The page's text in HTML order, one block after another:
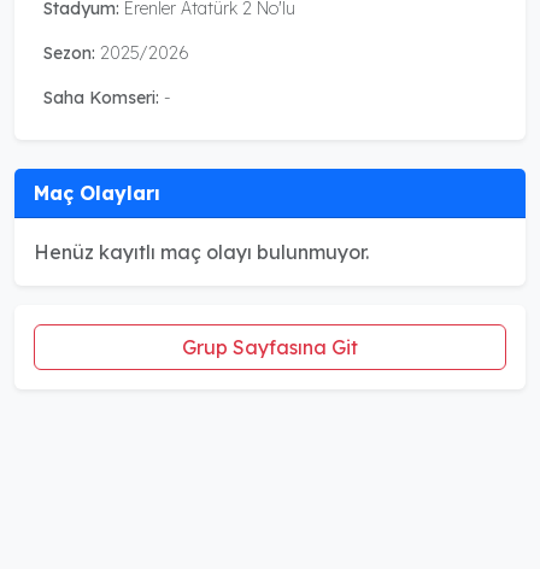
Stadyum: Erenler Atatürk 2 No'lu
Sezon: 2025/2026
Saha Komseri: -
Maç Olayları
Henüz kayıtlı maç olayı bulunmuyor.
Grup Sayfasına Git